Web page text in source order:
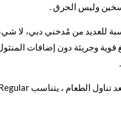
وليس الحرق .
للعديد من مُدخني دبي، لا
وجريئة دون إضافات